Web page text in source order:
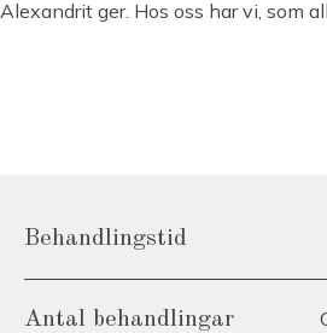
Alexandrit ger. Hos oss har vi, som
Behandlingstid
Antal behandlingar